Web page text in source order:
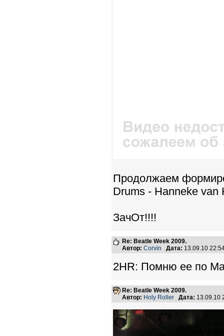
Продолжаем
Drums - Hanneke van
ЗачОт!!!!
Re: Beatle Week 2009.
Автор: Corvin Дата: 13.09.10
2HR: Помню ее по
Re: Beatle Week 2009.
Автор: Holy Roller Дата: